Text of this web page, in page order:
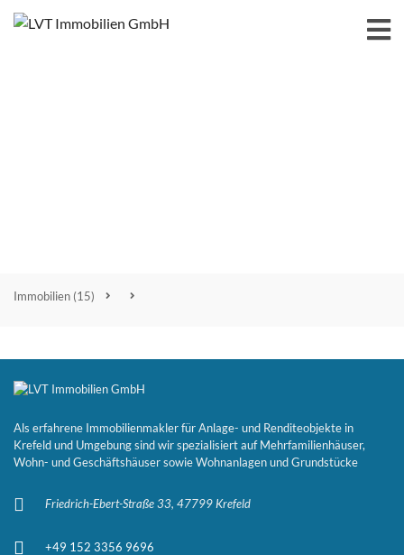
Immobilien (15)
Als erfahrene Immobilienmakler für Anlage- und Renditeobjekte in
Krefeld und Umgebung sind wir spezialisiert auf Mehrfamilienhäuser,
Wohn- und Geschäftshäuser sowie Wohnanlagen und Grundstücke
Friedrich-Ebert-Straße 33, 47799 Krefeld
+49 152 3356 9696